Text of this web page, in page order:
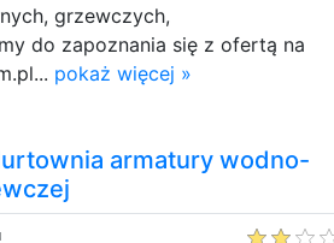
grzewczych,
do zapoznania się z ofertą na
pokaż więcej »
armatury wodno-